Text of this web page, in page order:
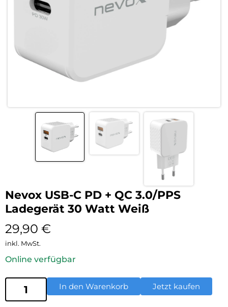
Nevox USB-C PD + QC 3.0/PPS
Ladegerät 30 Watt Weiß
29,90 €
inkl. MwSt.
Online verfügbar
In den Warenkorb Jetzt kaufen